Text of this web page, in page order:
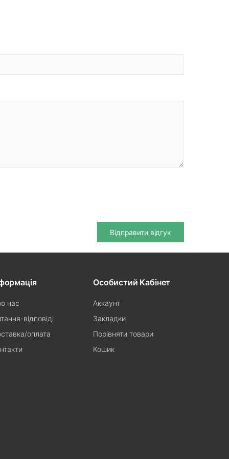
Відправити відгук
нас
відповіді
оплата
Особистий Кабінет
Аккаунт
Закладки
Порівняти товари
Кошик